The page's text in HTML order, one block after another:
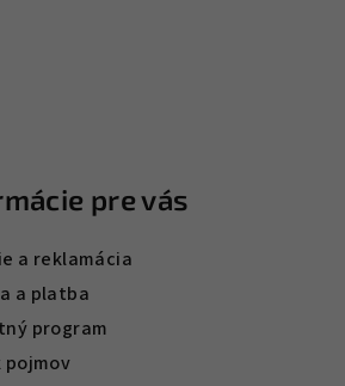
pre vás
a reklamácia
a platba
program
pojmov